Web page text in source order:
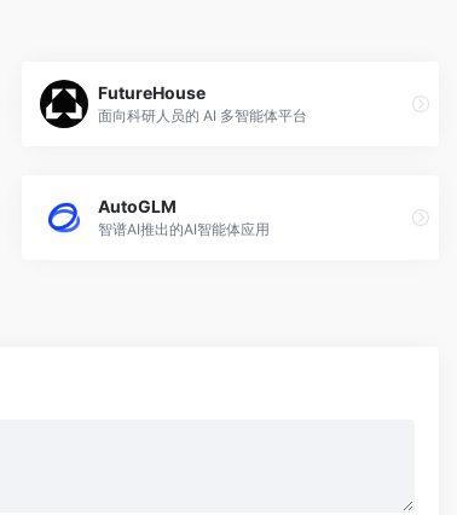
FutureHouse
面向科研人员的 AI 多智能体平台
AutoGLM
智谱AI推出的AI智能体应用